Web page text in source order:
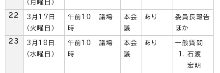
（月曜日）
22
3月17日
（火曜日）
午前10
時
議場
本会
議
あり
委員長報告
ほか
23
3月18日
（水曜日）
午前10
時
議場
本会
議
あり
一般質問
石渡
宏明